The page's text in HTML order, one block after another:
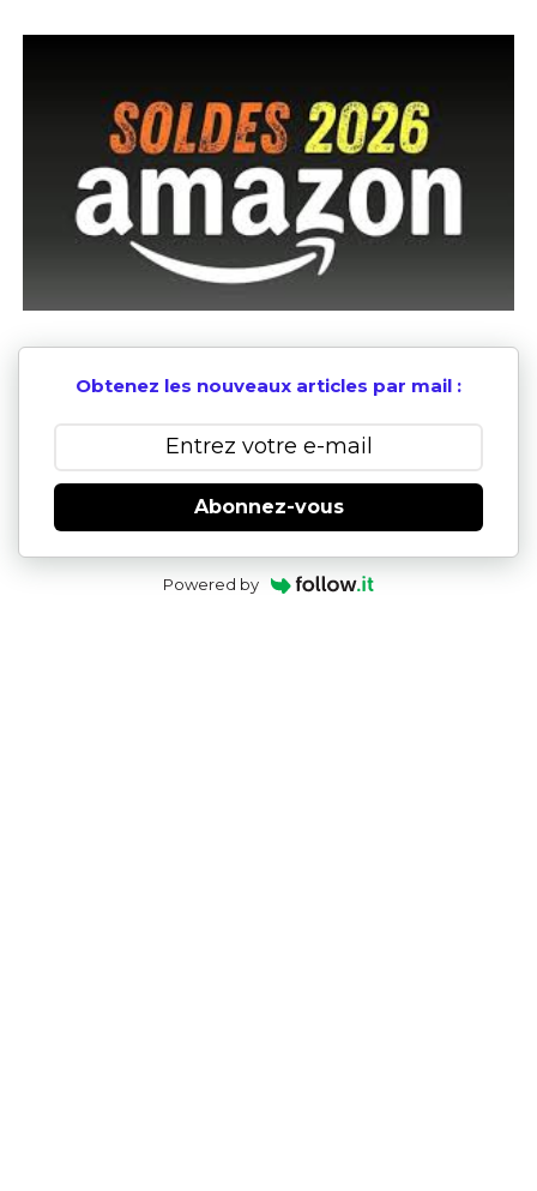
Obtenez les nouveaux articles par mail :
Abonnez-vous
Powered by